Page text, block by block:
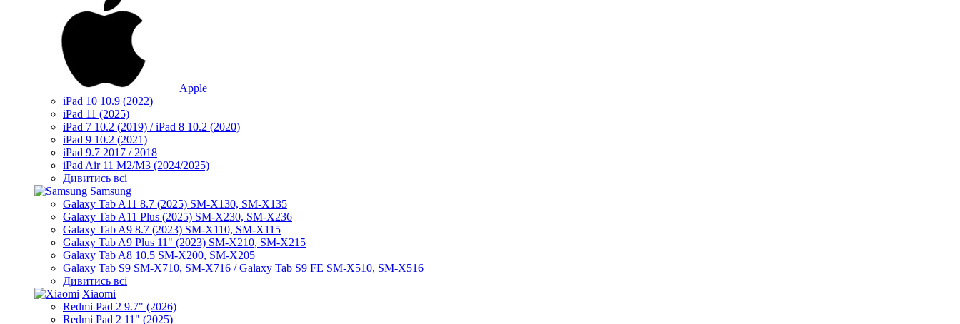
Apple
iPad 10 10.9 (2022)
iPad 11 (2025)
iPad 7 10.2 (2019) / iPad 8 10.2 (2020)
iPad 9 10.2 (2021)
iPad 9.7 2017 / 2018
iPad Air 11 M2/M3 (2024/2025)
Дивитись всі
Samsung
Galaxy Tab A11 8.7 (2025) SM-X130, SM-X135
Galaxy Tab A11 Plus (2025) SM-X230, SM-X236
Galaxy Tab A9 8.7 (2023) SM-X110, SM-X115
Galaxy Tab A9 Plus 11" (2023) SM-X210, SM-X215
Galaxy Tab A8 10.5 SM-X200, SM-X205
Galaxy Tab S9 SM-X710, SM-X716 / Galaxy Tab S9 FE SM-X510, SM-X516
Дивитись всі
Xiaomi
Redmi Pad 2 9.7" (2026)
Redmi Pad 2 11" (2025)